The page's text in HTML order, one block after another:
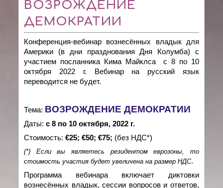
ВОЗРОЖДЕНИЕ
ДЕМОКРАТИИ
Конференция-вебинар вознесённых владык для
Америки (в дни празднования Дня Колумба) с
участием посланника Кима Майклса с 8 по 10
октября 2022 г. Вебинар на русский язык
переводится не будет.
Тема: ВОЗРОЖДЕНИЕ ДЕМОКРАТИИ
Даты: с 8 по 10 октября, 2022 г.
Стоимость: €25; €50; €75; (без НДС*)
(*) Если вы являетесь резидентом еврозоны, то
стоимость участия будет увеличена на размер НДС.
Программа вебинара включает диктовки
вознесённых владык, сессии вопросов и ответов,